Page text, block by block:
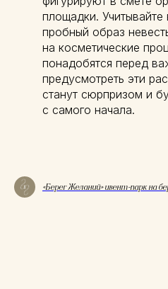
площадки.
пробный образ
на косметические
понадобятся перед
предусмотреть эти
станут сюрпризом и
с самого начала.
«Берег Желаний» ивент-парк на